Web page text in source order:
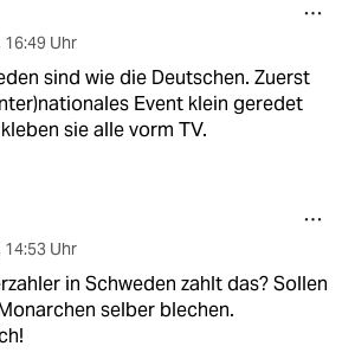
16:49 Uhr
sind wie die Deutschen. Zuerst
Event klein geredet
sie alle vorm TV.
14:53 Uhr
in Schweden zahlt das? Sollen
selber blechen.